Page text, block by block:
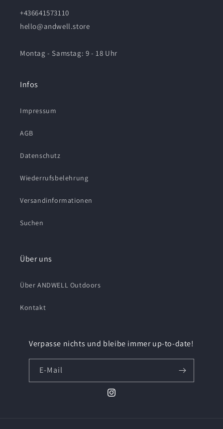
+436641573110
hello@andwell.store
Montag - Samstag: 9 - 18 Uhr
Infos
Impressum
AGB
Datenschutz
Wiederrufsbelehrung
Versandinformationen
Suchen
Über uns
Über ANDWELL Outdoors
Kontakt
Verpasse nichts und bleibe immer up-to-date!
E-Mail
Instagram